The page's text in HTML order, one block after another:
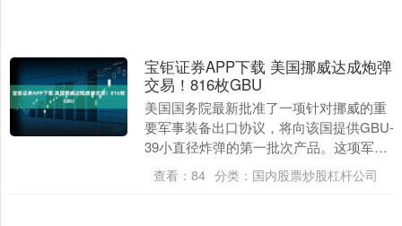
宝钜证券APP下载 美国挪威达成炮弹
交易！816枚GBU
美国国务院最新批准了一项针对挪威的重
要军事装备出口协议，将向该国提供GBU-
39小直径炸弹的第一批次产品。这项军售
计划不仅能提升挪威的军事防御水平，还
将加强美挪....
查看： 84 分类： 国内股票炒股杠杆公司